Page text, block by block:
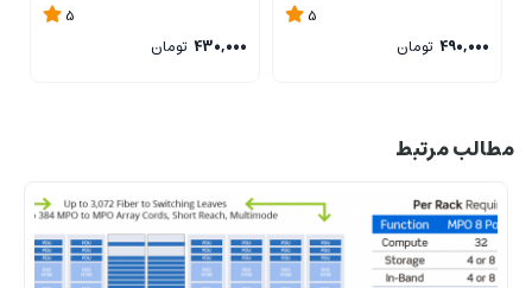
5
490,000 تومان
5
430,000 تومان
مطالب مرتبط